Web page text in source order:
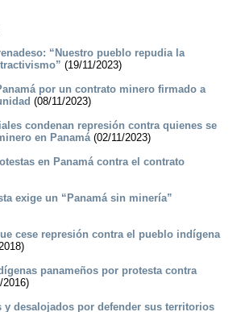
“Nuestro pueblo repudia la
(19/11/2023)
por un contrato minero firmado a
(08/11/2023)
condenan represión contra quienes se
en Panamá(02/11/2023)
en Panamá contra el contrato
exige un “Panamá sin minería”
cese represión contra el pueblo indígena
panameños por protesta contra
y desalojados por defender sus territorios